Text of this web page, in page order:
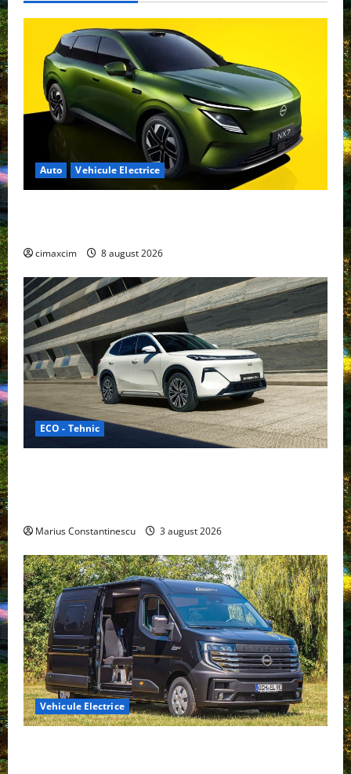
Auto Vehicule Electrice
cimaxcim 8 august 2026
ECO - Tehnic
Marius Constantinescu 3 august 2026
Vehicule Electrice